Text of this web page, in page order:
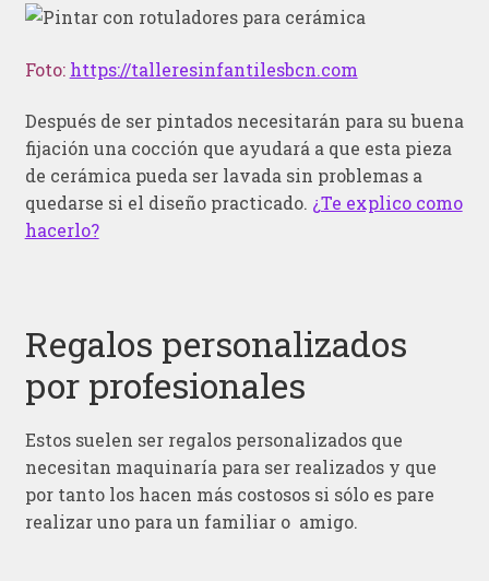
Foto: https://talleresinfantilesbcn.com
Después de ser pintados necesitarán para su buena
fijación una cocción que ayudará a que esta pieza
de cerámica pueda ser lavada sin problemas a
quedarse si el diseño practicado. ¿Te explico como
hacerlo?
Regalos personalizados
por profesionales
Estos suelen ser regalos personalizados que
necesitan maquinaría para ser realizados y que
por tanto los hacen más costosos si sólo es pare
realizar uno para un familiar o amigo.